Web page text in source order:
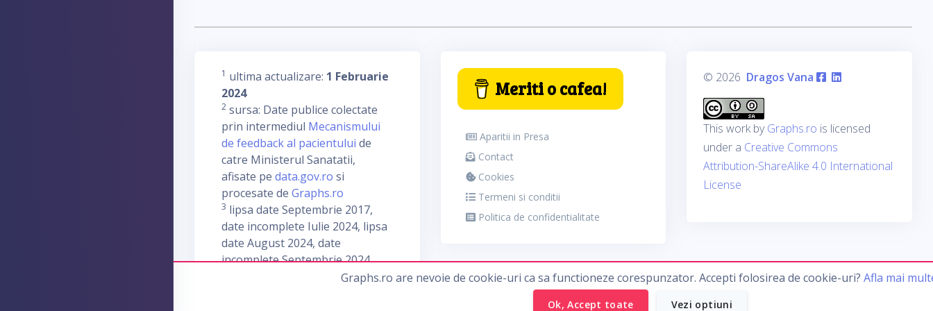
Graphs.ro are nevoie de cookie-uri ca sa functioneze corespunzator. Accepti folosirea de cookie-uri? Afla mai
Ok, Accept toate Vezi optiuni
1 ultima actualizare: 1 Februarie
2024
2 sursa: Date publice colectate
prin intermediul Mecanismului
de feedback al pacientului de
catre Ministerul Sanatatii,
afisate pe data.gov.ro si
procesate de Graphs.ro
3 lipsa date Septembrie 2017,
date incomplete Iulie 2024, lipsa
date August 2024, date
incomplete Septembrie 2024
Meriti o cafea!
Aparitii in Presa
Contact
Cookies
Termeni si conditii
Politica de confidentialitate
© 2026 Dragos Vana
This work byGraphs.ro is licensed
under a Creative Commons
Attribution-ShareAlike 4.0 International
License